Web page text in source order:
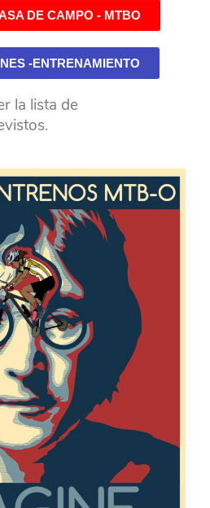
DE CAMPO - MTBO
-ENTRENAMIENTO
la lista de